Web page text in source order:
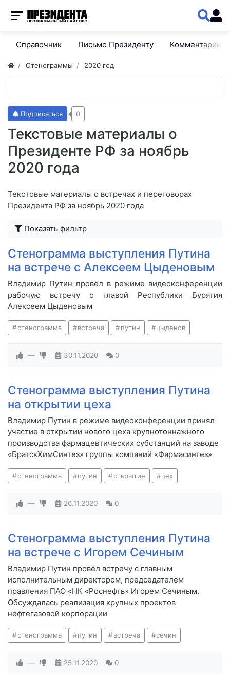
Справочник Письмо Президенту Комментарии
Стенограммы 2020 год
Текстовые материалы о
Президенте РФ за ноябрь
2020 года
Подписаться 0
Текстовые материалы о встречах и переговорах
Президента РФ за ноябрь 2020 года
Показать фильтр
Стенограмма выступления Путина
на встрече с Алексеем Цыденовым
Владимир Путин провёл в режиме видеоконференции
рабочую встречу с главой Республики Бурятия
Алексеем Цыденовым
стенограмма встреча путин цыденов
— 30.11.2020 0
Стенограмма выступления Путина
на открытии цеха
Владимир Путин в режиме видеоконференции принял
участие в открытии нового цеха крупнотоннажного
производства фармацевтических субстанций на заводе
«БратскХимСинтез» группы компаний «Фармасинтез»
стенограмма путин открытие цех
— 26.11.2020 0
Стенограмма выступления Путина
на встрече с Игорем Сечиным
Владимир Путин провёл встречу с главным
исполнительным директором, председателем
правления ПАО «НК «Роснефть» Игорем Сечиным.
Обсуждалась реализация крупных проектов
нефтегазовой корпорации
стенограмма путин встреча сечин
— 25.11.2020 0